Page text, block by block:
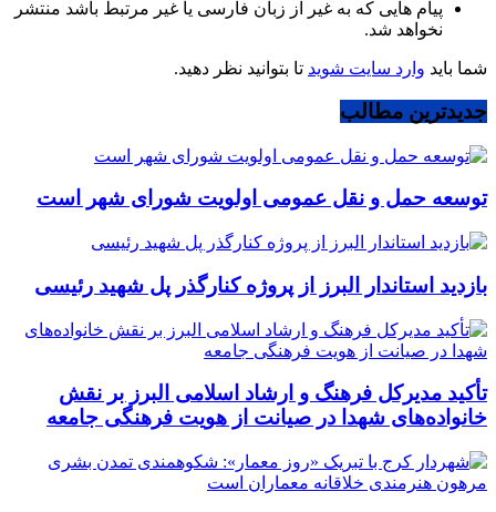
پیام هایی که به غیر از زبان فارسی یا غیر مرتبط باشد منتشر
نخواهد شد.
شما باید وارد سایت شوید تا بتوانید نظر دهید.
جدیدترین مطالب
توسعه حمل و نقل عمومی اولویت شورای شهر است
بازدید استاندار البرز از پروژه کنارگذر پل شهید رئیسی
تأکید مدیرکل فرهنگ و ارشاد اسلامی البرز بر نقش
خانواده‌های شهدا در صیانت از هویت فرهنگی جامعه